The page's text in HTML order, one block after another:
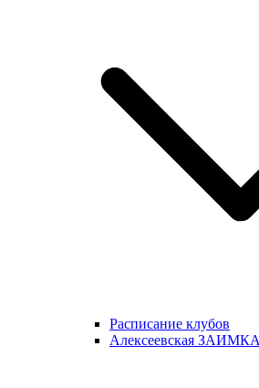
Расписание клубов
Алексеевская ЗАИМКА